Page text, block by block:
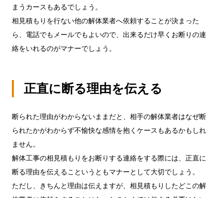
まうカースもあるでしょう。
相見積もりを行ない他の解体業者へ依頼することが決まった
ら、電話でもメールでもよいので、出来るだけ早くお断りの連
絡をいれるのがマナーでしょう。
正直に断る理由を伝える
断られた理由がわからないままだと、相手の解体業者はなぜ断
られたかがわからず不愉快な感情を抱くケースもあるかもしれ
ません。
解体工事の相見積もりをお断りする連絡をする際には、正直に
断る理由を伝えるこというともマナーとして大切でしょう。
ただし、きちんと理由は伝えますが、相見積もりしたどこの解